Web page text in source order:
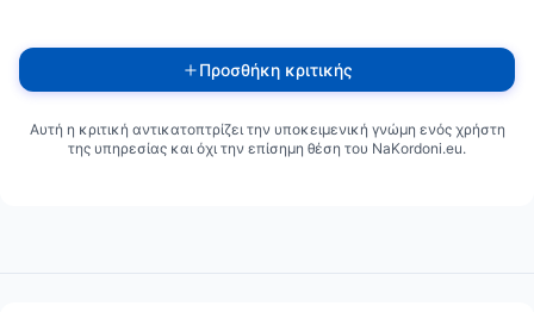
Προσθήκη κριτικής
Αυτή η κριτική αντικατοπτρίζει την υποκειμενική γνώμη ενός χρήστη
της υπηρεσίας και όχι την επίσημη θέση του NaKordoni.eu.